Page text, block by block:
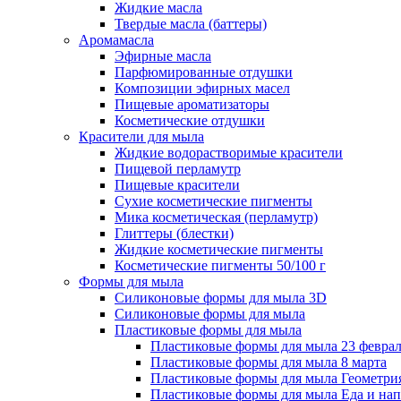
Жидкие масла
Твердые масла (баттеры)
Аромамасла
Эфирные масла
Парфюмированные отдушки
Композиции эфирных масел
Пищевые ароматизаторы
Косметические отдушки
Красители для мыла
Жидкие водорастворимые красители
Пищевой перламутр
Пищевые красители
Сухие косметические пигменты
Мика косметическая (перламутр)
Глиттеры (блестки)
Жидкие косметические пигменты
Косметические пигменты 50/100 г
Формы для мыла
Силиконовые формы для мыла 3D
Силиконовые формы для мыла
Пластиковые формы для мыла
Пластиковые формы для мыла 23
Пластиковые формы для мыла 8 марта
Пластиковые формы для мыла
Пластиковые формы для мыла Еда и